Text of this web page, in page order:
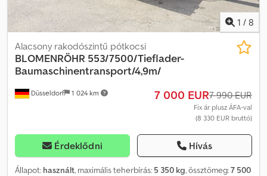
Aldswa
1 / 8
Düsseldorf 1 024 km
Alacsony rakodószintű pótkocsi
BLOMENRÖHR 553/7500/Tieflader-
Baumaschinentransport/4,9m/
7 000 EUR7 990 EUR
Fix ár plusz ÁFA-val
(8 330 EUR bruttó)
Érdeklődni Hívás
Állapot: használt, maximális teherbírás: 5 350 kg, össztömeg:7 500